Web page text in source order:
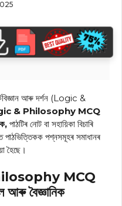
আৰু দৰ্শন (Logic &
& Philosophy MCQ
পাঠটিৰ নোট বা সহায়িকা বিচাৰি
পশ্নসমূহৰ সমাধানৰ
হৈছে।
MCQ
বৈজ্ঞানিক